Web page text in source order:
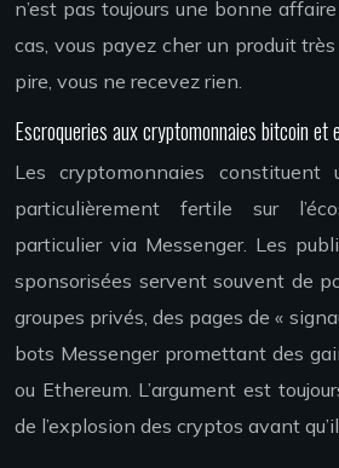
n’est pas toujours une bonne
cas, vous payez cher un produit
pire, vous ne recevez rien.
Escroqueries aux cryptomonnaies bitcoin et
Les cryptomonnaies constituent
particulièrement fertile sur
particulier via Messenger. Les
sponsorisées servent souvent de
groupes privés, des pages de «
bots Messenger promettant des
ou Ethereum. L’argument est
de l’explosion des cryptos avant